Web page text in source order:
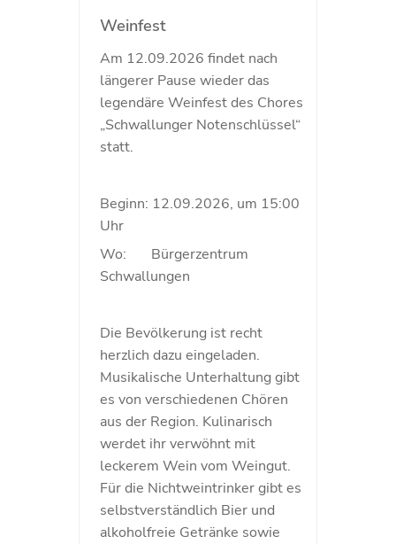
Weinfest
Am 12.09.2026 findet nach
längerer Pause wieder das
legendäre Weinfest des Chores
„Schwallunger Notenschlüssel“
statt.
Beginn: 12.09.2026, um 15:00
Uhr
Wo: Bürgerzentrum
Schwallungen
Die Bevölkerung ist recht
herzlich dazu eingeladen.
Musikalische Unterhaltung gibt
es von verschiedenen Chören
aus der Region. Kulinarisch
werdet ihr verwöhnt mit
leckerem Wein vom Weingut.
Für die Nichtweintrinker gibt es
selbstverständlich Bier und
alkoholfreie Getränke sowie